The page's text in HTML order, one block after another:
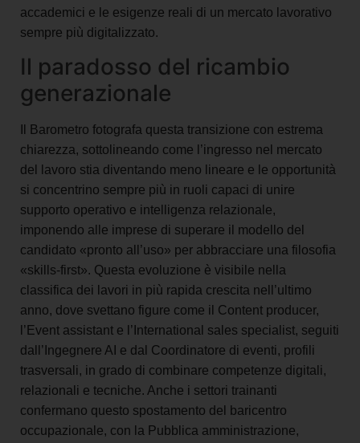
accademici e le esigenze reali di un mercato lavorativo
sempre più digitalizzato.
Il paradosso del ricambio
generazionale
Il Barometro fotografa questa transizione con estrema
chiarezza, sottolineando come l’ingresso nel mercato
del lavoro stia diventando meno lineare e le opportunità
si concentrino sempre più in ruoli capaci di unire
supporto operativo e intelligenza relazionale,
imponendo alle imprese di superare il modello del
candidato «pronto all’uso» per abbracciare una filosofia
«skills-first». Questa evoluzione è visibile nella
classifica dei lavori in più rapida crescita nell’ultimo
anno, dove svettano figure come il Content producer,
l’Event assistant e l’International sales specialist, seguiti
dall’Ingegnere AI e dal Coordinatore di eventi, profili
trasversali, in grado di combinare competenze digitali,
relazionali e tecniche. Anche i settori trainanti
confermano questo spostamento del baricentro
occupazionale, con la Pubblica amministrazione,